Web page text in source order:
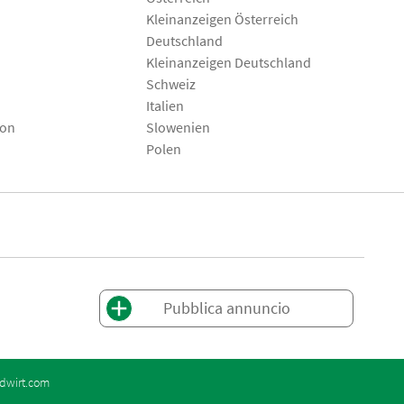
Kleinanzeigen Österreich
Deutschland
Kleinanzeigen Deutschland
Schweiz
Italien
Slowenien
Polen
Pubblica annuncio